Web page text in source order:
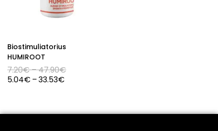
Biostimuliatorius
HUMIROOT
7.20€–47.90€
5.04€ –33.53€